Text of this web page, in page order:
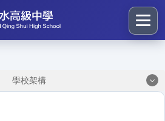
學校架構